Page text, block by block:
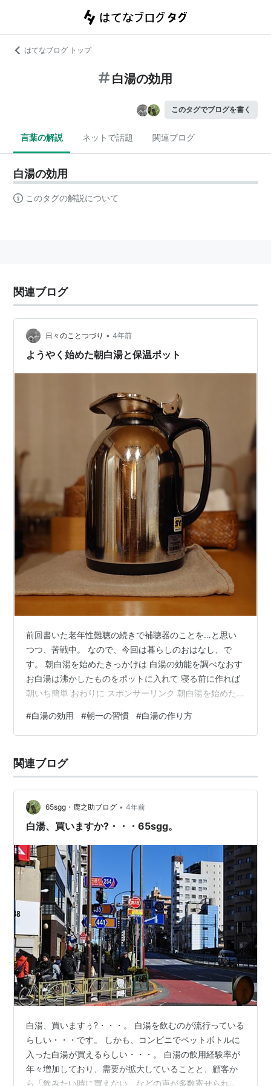
はてなブログ トップ
白湯の効用
このタグでブログを書く
言葉の解説 ネットで話題 関連ブログ
白湯の効用
このタグの解説について
関連ブログ
日々のことつづり • 4年前
ようやく始めた朝白湯と保温ポット
前回書いた老年性難聴の続きで補聴器のことを…と思い
つつ、苦戦中。 なので、今回は暮らしのおはなし、で
す。 朝白湯を始めたきっかけは 白湯の効能を調べなおす
お白湯は沸かしたものをポットに入れて 寝る前に作れば
朝いち簡単 おわりに スポンサーリンク 朝白湯を始めた
Vloggerさん、起き抜けにお白湯をすすりながらルーティ
ンを始められる方が多いです。 一時期、お白湯の効果が
で紹介されたりしたのかな。 私はいわゆるブームってい
うのに割と二の足を踏むというか、引いてしまうところ
#白湯の効用 #朝一の習慣 #白湯の作り方
関連ブログ
65sgg・鹿之助ブログ • 4年前
白湯、買いますか?・・・65sgg。
白湯、買いますぅ?・・・。 白湯を飲むのが流行っている
らしい・・・です。 しかも、コンビニでペットボトルに
入った白湯が買えるらしい・・・。 白湯の飲用経験率が
年々増加しており、需要が拡大していることと、顧客か
ら「飲みたい時に買えない」などの声が多数寄せられて